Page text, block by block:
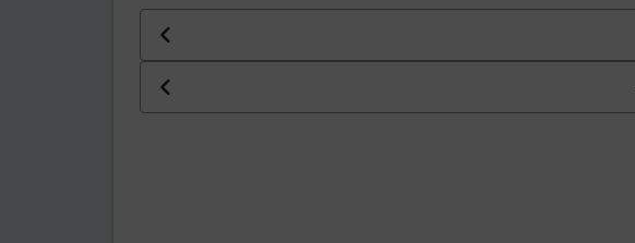
Datum der Hinfahrt
Uhrzeit der Hinfahrt